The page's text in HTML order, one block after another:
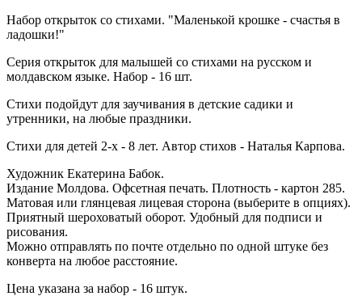
Набор открыток со стихами. "Маленькой крошке - счастья в
ладошки!"
Серия открыток для малышей со стихами на русском и
молдавском языке. Набор - 16 шт.
Стихи подойдут для заучивания в детские садики и
утренники, на любые праздники.
Стихи для детей 2-х - 8 лет. Автор стихов - Наталья Карпова.
Художник Екатерина Бабок.
Издание Молдова. Офсетная печать. Плотность - картон 285.
Матовая или глянцевая лицевая сторона (выберите в опциях).
Приятный шероховатый оборот. Удобный для подписи и
рисования.
Можно отправлять по почте отдельно по одной штуке без
конверта на любое расстояние.
Цена указана за набор - 16 штук.